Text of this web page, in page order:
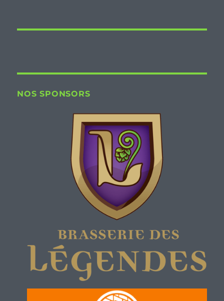
NOS SPONSORS